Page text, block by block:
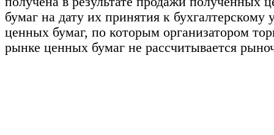
бумаг на дату их принятия к бухгалтерскому
ценных бумаг, по которым организатором
рынке ценных бумаг не рассчитывается